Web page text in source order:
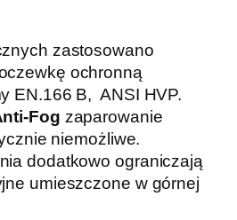
zastosowano
ochronną
EN.166 B, ANSI HVP.
Fog zaparowanie
niemożliwe.
dodatkowo ograniczają
umieszczone w górnej